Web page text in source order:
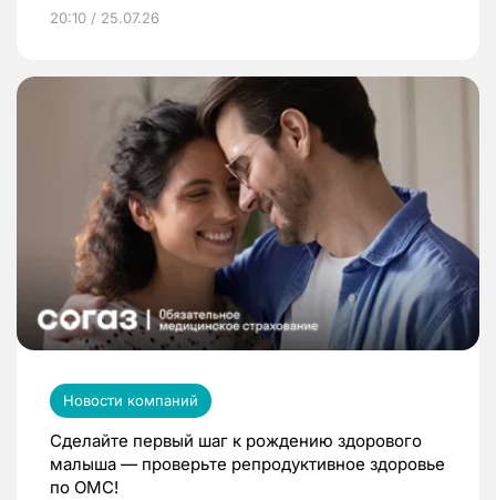
20:10 / 25.07.26
Новости компаний
Сделайте первый шаг к рождению здорового
малыша — проверьте репродуктивное здоровье
по ОМС!